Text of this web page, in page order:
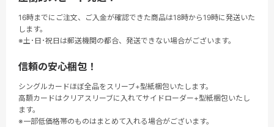
16時までにご注文、ご入金が確認できた商品は18時から19時に発送いた
します。
※土･日･祝日は郵送機関の都合、発送できない場合がございます。
信頼の安心梱包！
シングルカードほぼ全品をスリーブ+型紙梱包いたします。
高額カードはクリアスリーブに入れてサイドローダー+型紙梱包いたし
ます。
※一部低価格帯のものはまとめて入れる場合がございます。